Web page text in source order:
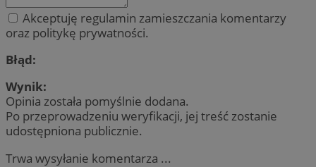
Akceptuję regulamin zamieszczania komentarzy
oraz politykę prywatności.
Błąd:
Wynik:
Opinia została pomyślnie dodana.
Po przeprowadzeniu weryfikacji, jej treść zostanie
udostępniona publicznie.
Trwa wysyłanie komentarza ...